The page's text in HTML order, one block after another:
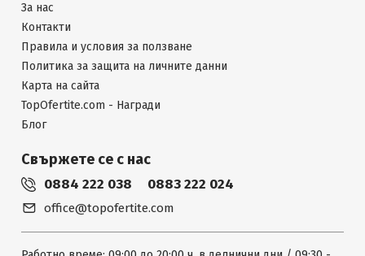
За нас
Контакти
Правила и условия за ползване
Политика за защита на личните данни
Карта на сайта
TopOfertite.com - Награди
Блог
Свържете се с нас
0884 222 038 0883 222 024
office@topofertite.com